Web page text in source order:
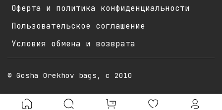
Оферта и политика конфиденциальности
Пользовательское соглашение
Условия обмена и возврата
© Gosha Orekhov bags, с 2010